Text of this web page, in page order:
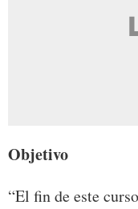
Objetivo
“El fin de este